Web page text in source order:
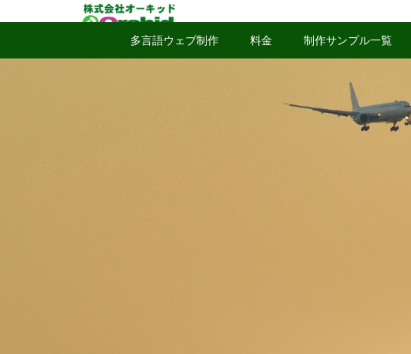
多言語ウェブ制作 料金 制作サンプル一覧